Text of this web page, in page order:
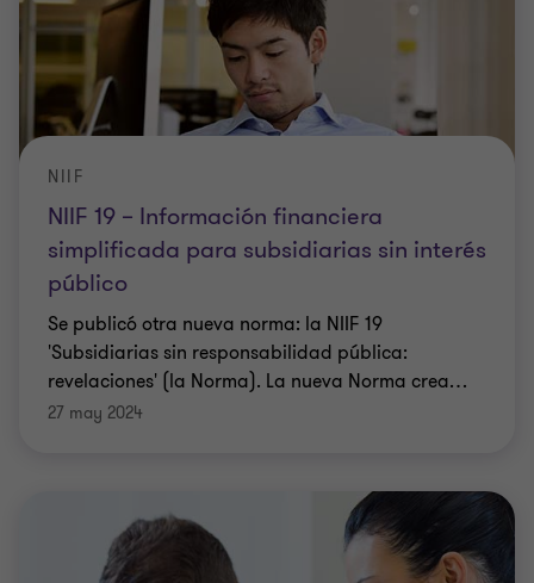
NIIF 19 – Información financiera
simplificada para subsidiarias sin interés
público
NIIF
Se publicó otra nueva norma: la NIIF 19
'Subsidiarias sin responsabilidad pública:
revelaciones' (la Norma). La nueva Norma crea…
27 may 2024